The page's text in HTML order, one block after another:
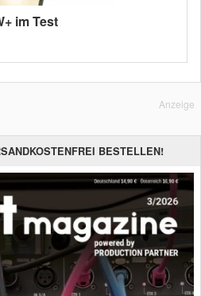
im Test
Anzeige
BESTELLEN!